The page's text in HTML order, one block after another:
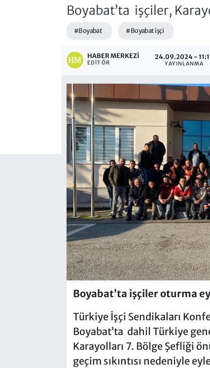
Boyabat’ta işçiler,
#Boyabat #Boyabat işçi
HABER MERKEZI
EDITÖR
24.09.2024 -
YAYINLANMA
Boyabat’ta işçiler oturma
Türkiye İşçi Sendikaları
Boyabat’ta dahil Türkiye
Karayolları 7. Bölge Şefliği
geçim sıkıntısı nedeniyle